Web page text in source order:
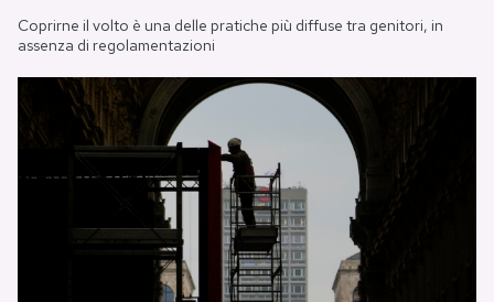
Coprirne il volto è una delle pratiche più diffuse tra genitori, in
assenza di regolamentazioni